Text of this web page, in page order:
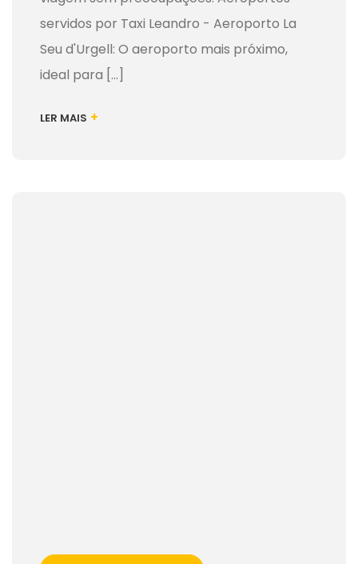
servidos por Taxi Leandro - Aeroporto La
Seu d'Urgell: O aeroporto mais próximo,
ideal para [...]
LER MAIS +